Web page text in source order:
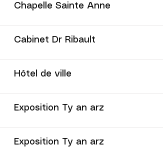
Chapelle Sainte Anne
Cabinet Dr Ribault
Hôtel de ville
Exposition Ty an arz
Exposition Ty an arz